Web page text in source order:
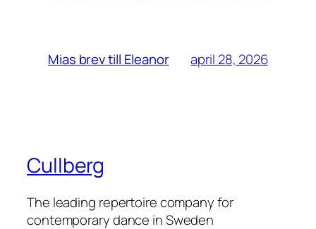
Mias brev till Eleanor april 28, 2026
Cullberg
The leading repertoire company for
contemporary dance in Sweden